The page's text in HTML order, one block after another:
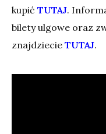
kupić TUTAJ.
bilety ulgowe oraz
znajdziecie TUTAJ.